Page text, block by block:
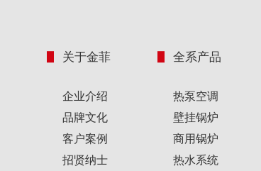
关于金菲
企业介绍
品牌文化
客户案例
招贤纳士
全系产品
热泵空调
壁挂锅炉
商用锅炉
热水系统